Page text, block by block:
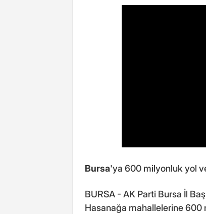
Bursa'ya 600 milyonluk yol
BURSA - AK Parti Bursa İl
Hasanağa mahallelerine 600